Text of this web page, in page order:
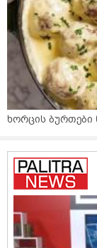
ხორცის ბურთები